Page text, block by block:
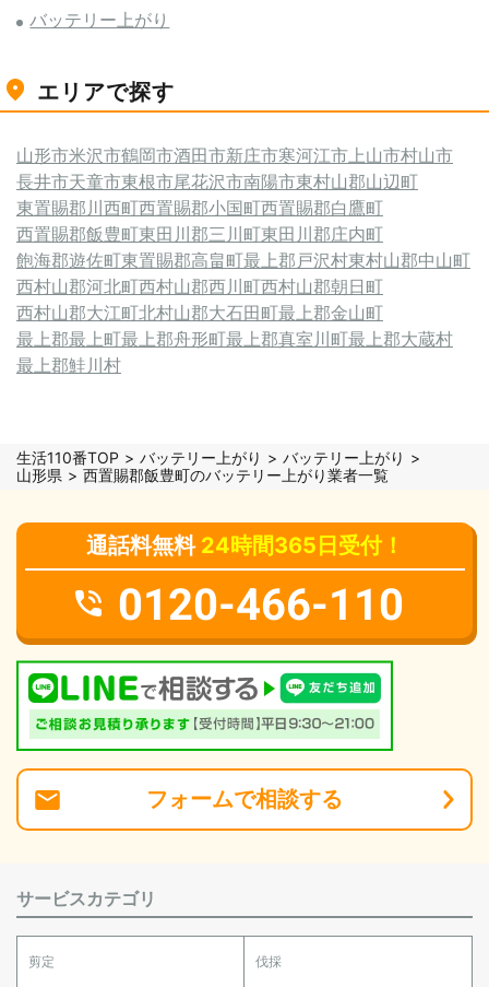
バッテリー上がり
エリアで探す
山形市米沢市鶴岡市酒田市新庄市寒河江市上山市村山市
長井市天童市東根市尾花沢市南陽市東村山郡山辺町
東置賜郡川西町西置賜郡小国町西置賜郡白鷹町
西置賜郡飯豊町東田川郡三川町東田川郡庄内町
飽海郡遊佐町東置賜郡高畠町最上郡戸沢村東村山郡中山町
西村山郡河北町西村山郡西川町西村山郡朝日町
西村山郡大江町北村山郡大石田町最上郡金山町
最上郡最上町最上郡舟形町最上郡真室川町最上郡大蔵村
最上郡鮭川村
生活110番TOP バッテリー上がり
バッテリー上がり
山形県
西置賜郡飯豊町のバッテリー上がり業者一覧
通話料無料 24時間365日受付！
0120-466-110
フォームで相談する
サービスカテゴリ
剪定 伐採